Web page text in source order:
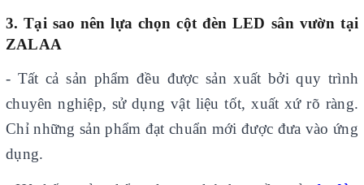
3. Tại sao nên lựa chọn cột đèn LED sân vườn tại
ZALAA
- Tất cả sản phẩm đều được sản xuất bởi quy trình
chuyên nghiệp, sử dụng vật liệu tốt, xuất xứ rõ ràng.
Chỉ những sản phẩm đạt chuẩn mới được đưa vào ứng
dụng.